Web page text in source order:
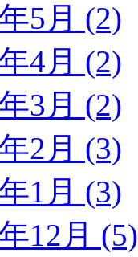
5月 (2)
4月 (2)
3月 (2)
2月 (3)
1月 (3)
12月 (5)